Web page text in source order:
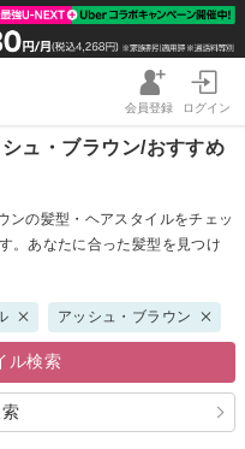
会員登録 ログイン
ュ・ブラウン/おすすめ
ンの髪型・ヘアスタイルをチェッ
。あなたに合った髪型を見つけ
アッシュ・ブラウン
ル検索